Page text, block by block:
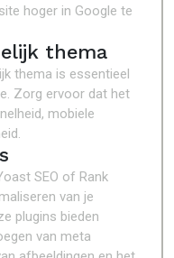
hoger in Google te
thema
thema is essentieel
Zorg ervoor dat het
mobiele
SEO of Rank
van je
plugins bieden
van meta